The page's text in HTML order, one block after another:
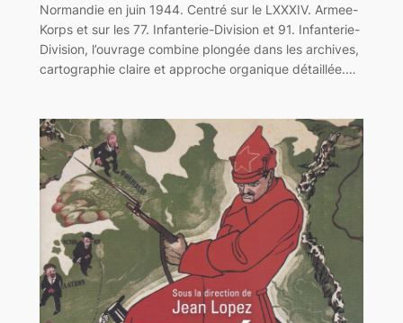
Normandie en juin 1944. Centré sur le LXXXIV. Armee-
Korps et sur les 77. Infanterie-Division et 91. Infanterie-
Division, l’ouvrage combine plongée dans les archives,
cartographie claire et approche organique détaillée.…